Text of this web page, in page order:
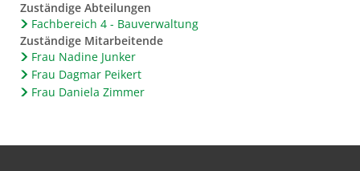
Zuständige Abteilungen
Fachbereich 4 - Bauverwaltung
Zuständige Mitarbeitende
Frau Nadine Junker
Frau Dagmar Peikert
Frau Daniela Zimmer